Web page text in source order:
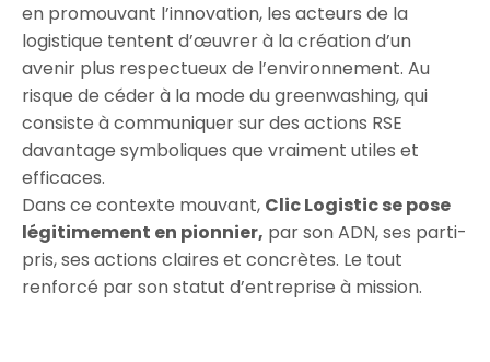
en promouvant l’innovation, les acteurs de la
logistique tentent d’œuvrer à la création d’un
avenir plus respectueux de l’environnement. Au
risque de céder à la mode du greenwashing, qui
consiste à communiquer sur des actions RSE
davantage symboliques que vraiment utiles et
efficaces.
Dans ce contexte mouvant, Clic Logistic se pose
légitimement en pionnier, par son ADN, ses parti-
pris, ses actions claires et concrètes. Le tout
renforcé par son statut d’entreprise à mission.